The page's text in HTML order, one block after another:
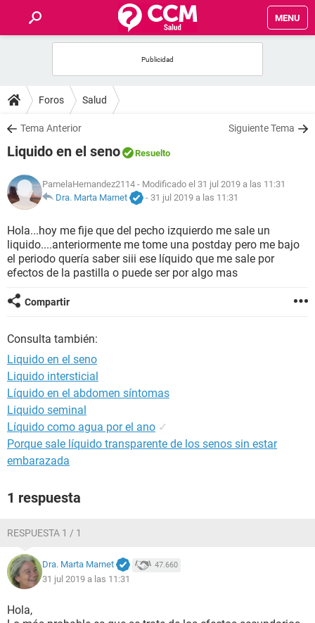
MENU
FOROS
SALUD
FAMILIA
NUTRICIÓN
BIENESTAR
SEXUALIDAD
GLOSARIO
Foros Salud
Tema Anterior Siguiente Tema
Liquido en el seno Resuelto
PamelaHernandez2114 - Modificado el 31 jul 2019 a las 11:31
Dra. Marta Marnet
- 31 jul 2019 a las 11:31
Hola...hoy me fije que del pecho izquierdo me sale un
liquido....anteriormente me tome una postday pero me bajo
el periodo quería saber siii ese líquido que me sale por
efectos de la pastilla o puede ser por algo mas
Compartir
Consulta también:
Liquido en el seno
Liquido intersticial
Líquido en el abdomen síntomas
Liquido seminal
Líquido como agua por el ano ✓
Porque sale líquido transparente de los senos sin estar
embarazada
1 respuesta
RESPUESTA 1 / 1
Dra. Marta Marnet 47.660
31 jul 2019 a las 11:31
Hola,